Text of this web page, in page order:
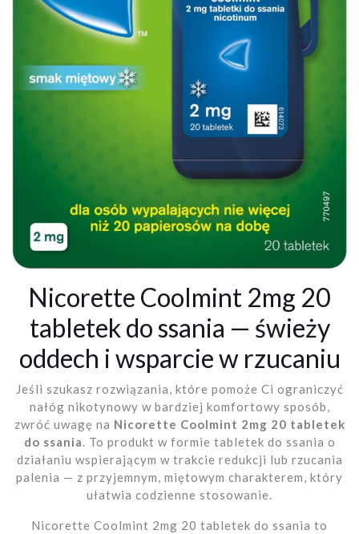
Nicorette Coolmint 2mg 20
tabletek do ssania — świeży
oddech i wsparcie w rzucaniu
Jeśli szukasz rozwiązania, które pomoże Ci ograniczyć
nałóg nikotynowy w bardziej komfortowy sposób,
zwróć uwagę na Nicorette Coolmint 2mg 20 tabletek
do ssania. To produkt w formie tabletek do ssania o
działaniu wspierającym w trakcie redukcji lub rzucania
palenia — z przyjemnym, miętowym charakterem, który
ułatwia codzienne stosowanie.
Nicorette Coolmint 2mg 20 tabletek do ssania to